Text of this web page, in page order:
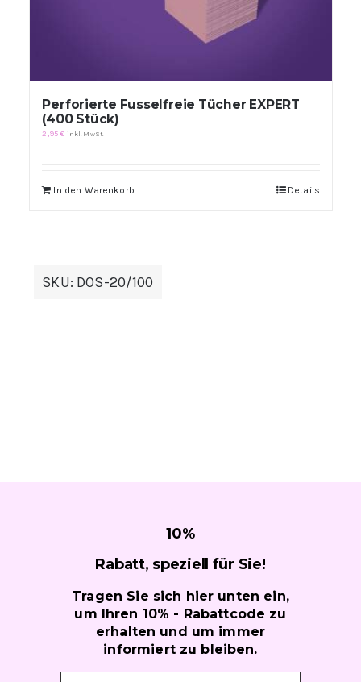
Perforierte Fusselfreie Tücher EXPERT
(400 Stück)
2,95€ inkl. MwSt.
In den Warenkorb Details
SKU: DOS-20/100
10%
Rabatt, speziell für Sie!
Tragen Sie sich hier unten ein,
um Ihren 10% - Rabattcode zu
erhalten und um immer
informiert zu bleiben.